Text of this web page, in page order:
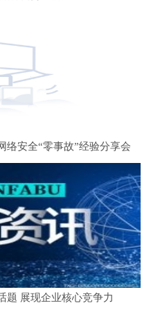
络安全“零事故”经验分享会
预制菜成世界食品产业峰会热点话题 展现企业核心竞争力